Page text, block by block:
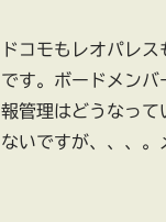
ドコモもレオパレ
です。ボードメン
報管理はどうなって
ないですが、、、。